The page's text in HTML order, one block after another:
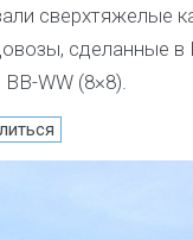
сверхтяжелые
сделанные в
WW (8×8).